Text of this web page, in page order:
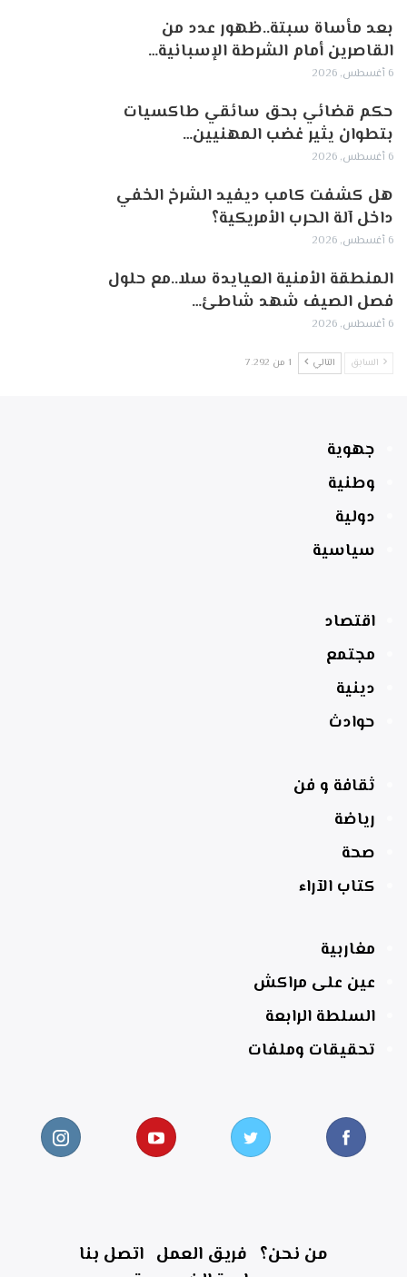
بعد مأساة سبتة..ظهور عدد من
القاصرين أمام الشرطة الإسبانية…
6 أغسطس, 2026
حكم قضائي بحق سائقي طاكسيات
بتطوان يثير غضب المهنيين…
6 أغسطس, 2026
هل كشفت كامب ديفيد الشرخ الخفي
داخل آلة الحرب الأمريكية؟
6 أغسطس, 2026
‏المنطقة الأمنية العيايدة سلا..مع حلول
فصل الصيف شهد شاطئ…
6 أغسطس, 2026
السابق التالي 1 من 7٬292
جهوية
وطنية
دولية
سياسية
اقتصاد
مجتمع
دينية
حوادث
ثقافة و فن
رياضة
صحة
كتاب الآراء
مغاربية
عين على مراكش
السلطة الرابعة
تحقيقات وملفات
من نحن؟ فريق العمل اتصل بنا